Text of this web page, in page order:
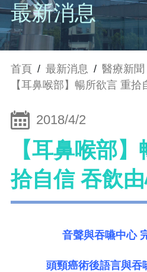
最新消息
首頁 / 最新消息 / 醫療新聞
【耳鼻喉部】暢所欲言 重
2018/4/2
【耳鼻喉部
拾自信 吞飲
音聲與吞嚥中心
頭頸癌術後語言與吞